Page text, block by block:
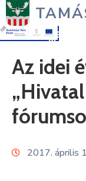
Önkormányzat
Az idei
2017. április